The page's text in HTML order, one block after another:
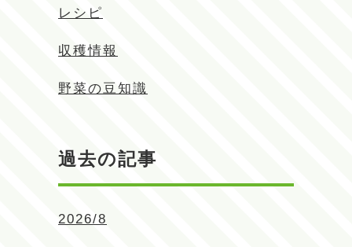
レシピ
収穫情報
野菜の豆知識
過去の記事
2026/8